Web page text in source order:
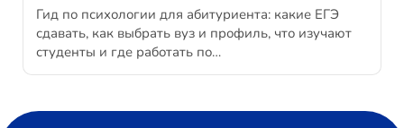
Гид по психологии для абитуриента: какие ЕГЭ
сдавать, как выбрать вуз и профиль, что изучают
студенты и где работать по…